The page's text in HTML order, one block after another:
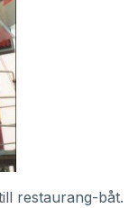
restaurang-båt.